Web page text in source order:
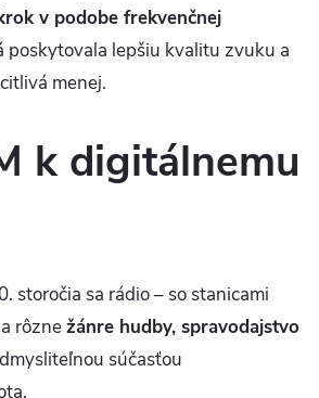
v podobe frekvenčnej
poskytovala lepšiu kvalitu zvuku a
menej.
k digitálnemu
storočia sa rádio – so stanicami
rôznežánre hudby, spravodajstvo
súčasťou